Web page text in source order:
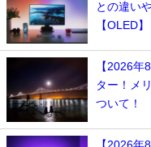
との違い
【OLED】
【2026年
ター！メ
ついて！